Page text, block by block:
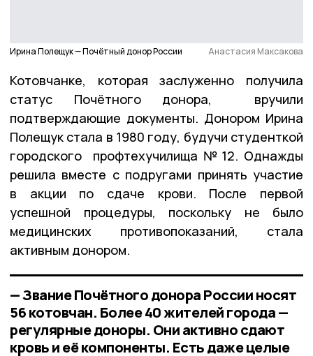
Ирина Полещук — Почётный донор России Анастасия Максакова
Котовчанке, которая заслуженно получила
статус Почётного донора, вручили
подтверждающие документы. Донором Ирина
Полещук стала в 1980 году, будучи студенткой
городского профтехучилища № 12. Однажды
решила вместе с подругами принять участие
в акции по сдаче крови. После первой
успешной процедуры, поскольку не было
медицинских противопоказаний, стала
активным донором.
— Звание Почётного донора России носят
56 котовчан. Более 40 жителей города —
регулярные доноры. Они активно сдают
кровь и её компоненты. Есть даже целые